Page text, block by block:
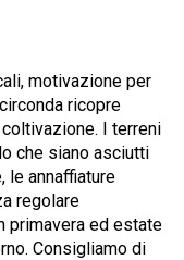
motivazione per
ricopre
I terreni
che siano asciutti
le annaffiature
regolare
primavera ed estate
Consigliamo di